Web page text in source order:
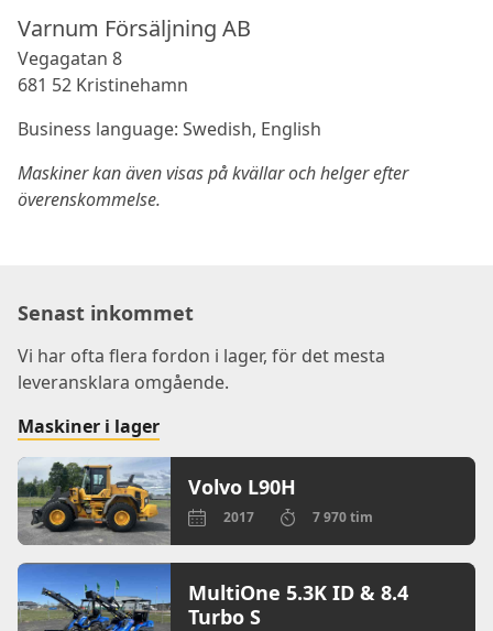
Varnum Försäljning AB
Vegagatan 8
681 52 Kristinehamn
Business language: Swedish, English
Maskiner kan även visas på kvällar och helger efter
överenskommelse.
Senast inkommet
Vi har ofta flera fordon i lager, för det mesta
leveransklara omgående.
Maskiner i lager
Volvo L90H
2017 7 970 tim
MultiOne 5.3K ID & 8.4
Turbo S